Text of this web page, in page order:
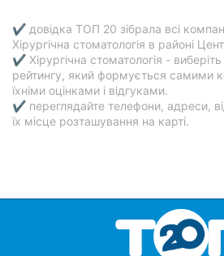
✔ довідка ТОП 20 зібрала всі
Хірургічна стоматологія в районі
✔ Хірургічна стоматологія -
рейтингу, який формується самими
їхніми оцінками і відгуками.
✔ переглядайте телефони, адреси,
їх місце розташування на карті.